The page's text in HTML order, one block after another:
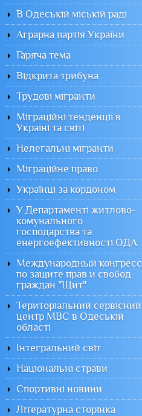
В Одеській міській раді
Аграрна партія України
Гаряча тема
Відкрита трибуна
Трудові мігранти
Міграційні тенденції в
Україні та світі
Нелегальні мігранти
Міграційне право
Українці за кордоном
У Департаменті житлово-
комунального
господарства та
енергоефективності ОДА
Международный конгресс
по защите прав и свобод
граждан "Щит"
Територіальний сервісний
центр МВС в Одеській
області
Інтегральний світ
Національні страви
Спортивні новини
Літературна сторінка